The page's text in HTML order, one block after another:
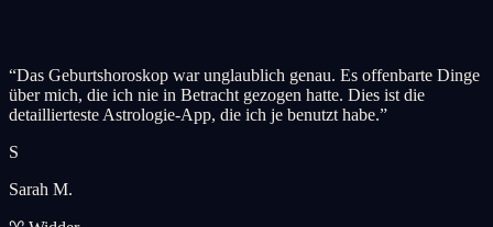
“Das Geburtshoroskop war unglaublich genau. Es offenbarte Dinge
über mich, die ich nie in Betracht gezogen hatte. Dies ist die
detaillierteste Astrologie-App, die ich je benutzt habe.”
S
Sarah M.